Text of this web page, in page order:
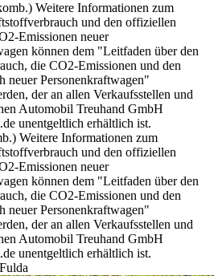
Weitere Informationen zum
und den offiziellen
Emissionen neuer
können dem "Leitfaden über den
die CO2-Emissionen und den
neuer Personenkraftwagen"
der an allen Verkaufsstellen und
Automobil Treuhand GmbH
unentgeltlich erhältlich ist.
Weitere Informationen zum
und den offiziellen
Emissionen neuer
können dem "Leitfaden über den
die CO2-Emissionen und den
neuer Personenkraftwagen"
der an allen Verkaufsstellen und
Automobil Treuhand GmbH
unentgeltlich erhältlich ist.